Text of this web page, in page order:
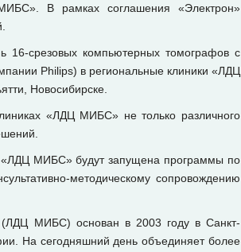
В рамках соглашения «Электрон»
16-срезовых компьютерных томографов с
Philips) в региональные клиники «ЛДЦ
Новосибирске.
«ЛДЦ МИБС» не только различного
«ЛДЦ МИБС» будут запущена программы по
методическому сопровождению
(ЛДЦ МИБС) основан в 2003 году в Санкт-
На сегодняшний день объединяет более